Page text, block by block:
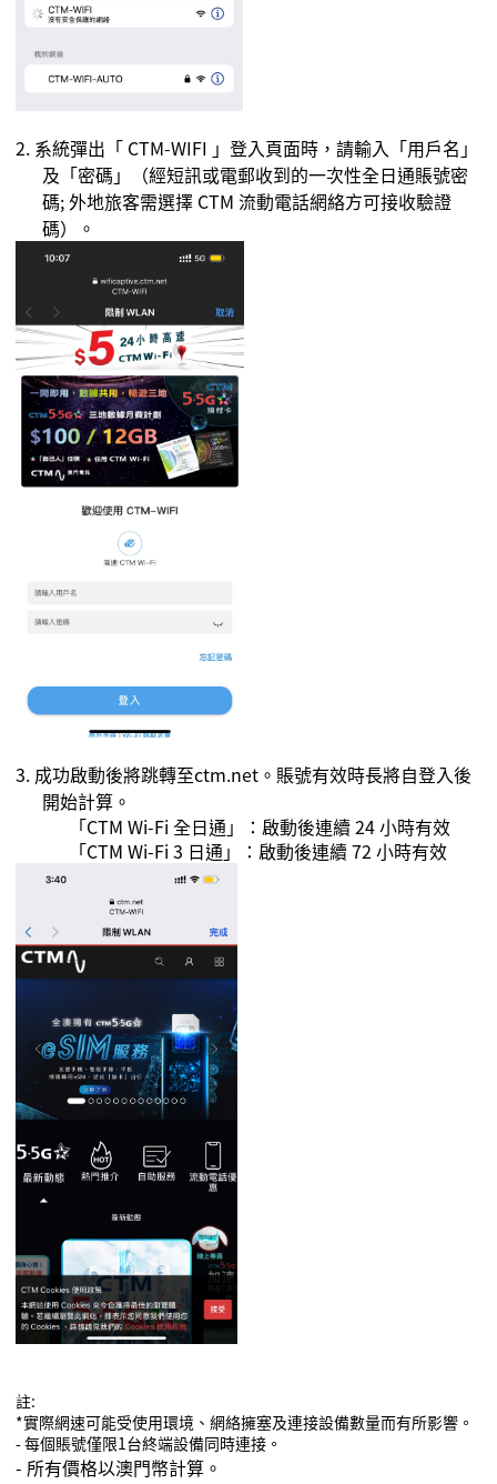
2. 系統彈出「 CTM-WIFI 」登入頁面時，請輸入「用戶名 」
及「密碼」（經短訊或電郵收到的一次性全日通賬號密
碼;外地旅客需選擇 CTM 流動電話網絡方可接收驗證
碼）。
3. 成功啟動後將跳轉至ctm.net 。 賬號有效時長將自登入後
開始計算。
「CTM Wi-Fi 全日通」：啟動後連續 24小時有效
「CTM Wi-Fi 3 日通」：啟動後連續 72 小時有效
註:
*實際網速可能受使用環境、網絡擁塞及連接設備數量而有所影響 。
-每個賬號僅限1台終端設備同時連接 。
- 所有價格以澳門幣計算 。